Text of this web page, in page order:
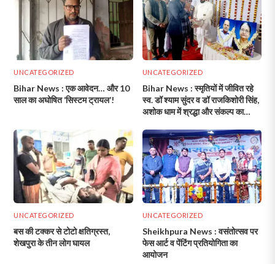
UNCATEGORIZED
Bihar News : एक आवेदन… और 10
साल का अघोषित ‘सिस्टम ट्रायल’!
UNCATEGORIZED
Bihar News : स्मृतियों में जीवित रहे
स्व. डॉ श्याम सुंदर व डॉ राजकिशोरी सिंह,
अशोक धाम में श्रद्धा और संकल्प का
UNCATEGORIZED
बस की टक्कर से टोटो क्षतिग्रस्त,
शेखपुरा के तीन लोग घायल
UNCATEGORIZED
Sheikhpura News : वसंतोत्सव पर
फेस आर्ट व पेंटिंग प्रतियोगिता का
आयोजन